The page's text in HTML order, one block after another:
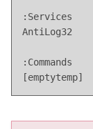
:Services
AntiLog32
:Commands
[emptytemp]